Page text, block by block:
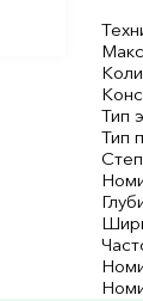
Тип
Тип